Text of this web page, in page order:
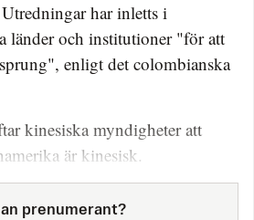
har inletts i
länder och institutioner "för att
enligt det colombianska
kinesiska myndigheter att
är kinesisk.
prenumerant?